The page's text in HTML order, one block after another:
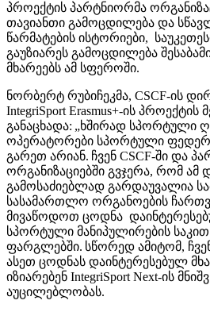
პროექტის პარტნიორმა
თავიანთი გამოცდილება და
წარმატების ისტორიები,
გაუზიარეს გამოცდილება
მხარეებს ამ სფეროში.
ნორბერტ რუბიჩეკმა, CSCF-ის
IntegriSport Erasmus+-ის პროექტის
განაცხადა: „ხშირად სპორტული
ოპერატორები სპორტული
გარეთ არიან. ჩვენ CSCF-ში და
ორგანიზაციებში გვჯერა, რომ ამ
გამოსაძიებლად გარდაუვალია
სასამართლო ორგანოების
მივაწოდოთ ცოდნა
სპორტული მანიპულირების
ფარგლებში. სწორედ ამიტომ,
ასეთ ცოდნას დაინტერესებულ
იზიარებენ IntegriSport Next-ის
აუცილებლობას.